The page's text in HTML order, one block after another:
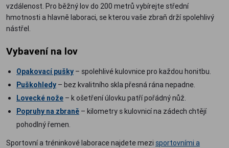
vzdálenost. Pro běžný lov do 200 metrů vybírejte střední
hmotnosti a hlavně laboraci, se kterou vaše zbraň drží spolehlivý
nástřel.
Vybavení na lov
Opakovací pušky – spolehlivé kulovnice pro každou honitbu.
Puškohledy – bez kvalitního skla přesná rána nepadne.
Lovecké nože – k ošetření úlovku patří pořádný nůž.
Popruhy na zbraně – kilometry s kulovnicí na zádech chtějí
pohodlný řemen.
Sportovní a tréninkové laborace najdete mezi sportovními a